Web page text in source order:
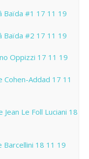
Baïda #1 17 11 19
Baïda #2 17 11 19
Oppizzi 17 11 19
Addad 17 11
Le Foll Luciani 18
Barcellini 18 11 19